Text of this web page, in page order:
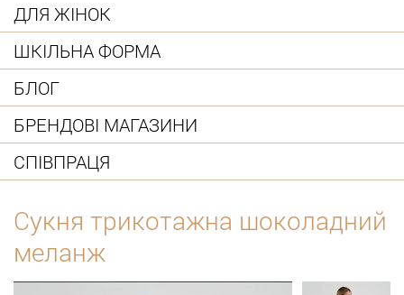
ДЛЯ ЖІНОК
ШКІЛЬНА ФОРМА
БЛОГ
БРЕНДОВІ МАГАЗИНИ
СПІВПРАЦЯ
Сукня трикотажна шоколадний
меланж